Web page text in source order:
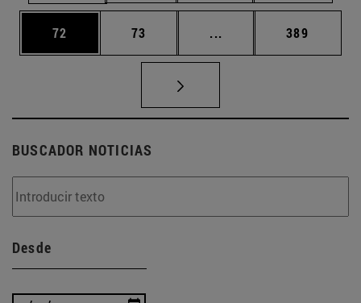
Página
72 Página
73 ... Páginas intermedias
Página
389
BUSCADOR NOTICIAS
Desde